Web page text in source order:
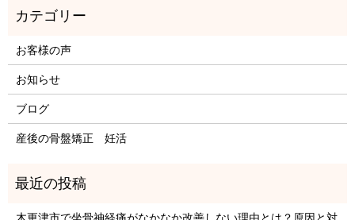
お客様の声
お知らせ
ブログ
産後の骨盤矯正 妊活
木更津市で坐骨神経痛がなかなか改善しない理由とは？原因と対